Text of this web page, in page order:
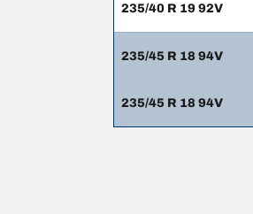
235/40 R 19 92V
235/45 R 18 94V
235/45 R 18 94V